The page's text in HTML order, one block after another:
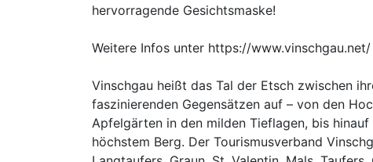
hervorragende Gesichtsmaske!
Weitere Infos unter https://www.vinschgau.net/
Vinschgau heißt das Tal der Etsch zwischen
faszinierenden Gegensätzen auf – von den
Apfelgärten in den milden Tieflagen, bis
höchstem Berg. Der Tourismusverband